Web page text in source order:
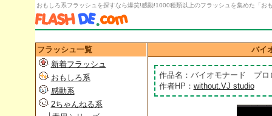
おもしろ系フラッシュを探すなら爆笑!感動!1000種類以上のフラッシュを集めた「お
バイ
作品名：バイオモナード プロ
作者HP： without.VJ studio
フラッシュ一覧
新着フラッシュ
おもしろ系
感動系
2ちゃんねる系